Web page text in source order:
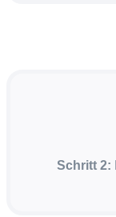
Schritt 2: